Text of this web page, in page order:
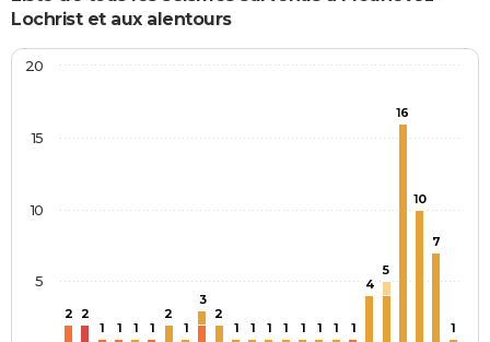
Lochrist et aux alentours
2
2
1
1 1 1
2
1
3
2
1
1 1 1 1 1 1 1
4
5
16
10
7
1
5
10
15
20